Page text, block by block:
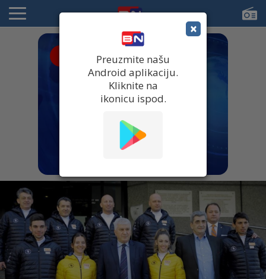
×
Preuzmite našu
Android aplikaciju.
Kliknite na
ikonicu ispod.